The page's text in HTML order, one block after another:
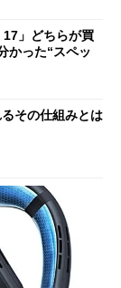
」どちらが買
かった“スペッ
その仕組みとは